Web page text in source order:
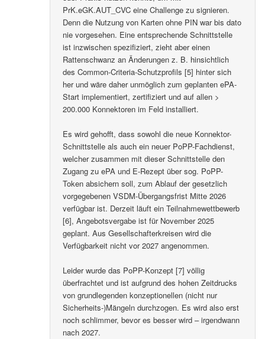
PrK.eGK.AUT_CVC eine Challenge zu signieren.
Denn die Nutzung von Karten ohne PIN war bis dato
nie vorgesehen. Eine entsprechende Schnittstelle
ist inzwischen spezifiziert, zieht aber einen
Rattenschwanz an Änderungen z. B. hinsichtlich
des Common-Criteria-Schutzprofils [5] hinter sich
her und wäre daher unmöglich zum geplanten ePA-
Start implementiert, zertifiziert und auf allen >
200.000 Konnektoren im Feld installiert.
Es wird gehofft, dass sowohl die neue Konnektor-
Schnittstelle als auch ein neuer PoPP-Fachdienst,
welcher zusammen mit dieser Schnittstelle den
Zugang zu ePA und E-Rezept über sog. PoPP-
Token absichern soll, zum Ablauf der gesetzlich
vorgegebenen VSDM-Übergangsfrist Mitte 2026
verfügbar ist. Derzeit läuft ein Teilnahmewettbewerb
[6], Angebotsvergabe ist für November 2025
geplant. Aus Gesellschafterkreisen wird die
Verfügbarkeit nicht vor 2027 angenommen.
Leider wurde das PoPP-Konzept [7] völlig
überfrachtet und ist aufgrund des hohen Zeitdrucks
von grundlegenden konzeptionellen (nicht nur
Sicherheits-)Mängeln durchzogen. Es wird also erst
noch schlimmer, bevor es besser wird – irgendwann
nach 2027.